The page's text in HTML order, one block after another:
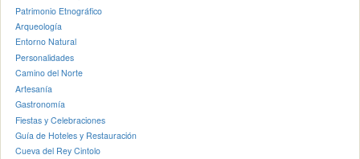
Patrimonio Etnográfico
Arqueología
Entorno Natural
Personalidades
Camino del Norte
Artesanía
Gastronomía
Fiestas y Celebraciones
Guía de Hoteles y Restauración
Cueva del Rey Cintolo